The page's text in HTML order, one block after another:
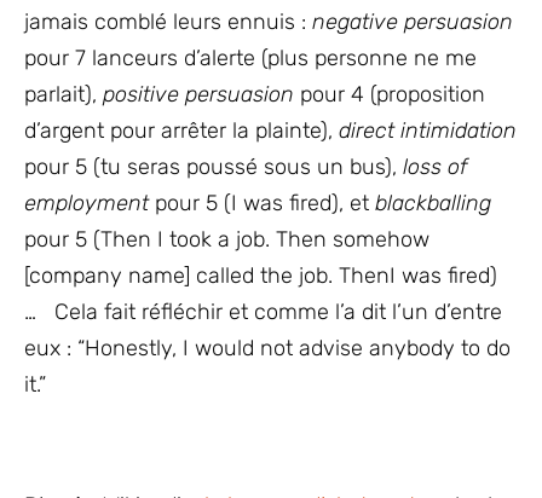
jamais comblé leurs ennuis : negative persuasion
pour 7 lanceurs d’alerte (plus personne ne me
parlait), positive persuasion pour 4 (proposition
d’argent pour arrêter la plainte), direct intimidation
pour 5 (tu seras poussé sous un bus), loss of
employmentpour 5 (I was fired), et blackballing
pour 5 (Then I took a job. Then somehow
[company name] called the job. ThenI was fired)
… Cela fait réfléchir et comme l’a dit l’un d’entre
eux : “Honestly, I would not advise anybody to do
it.”